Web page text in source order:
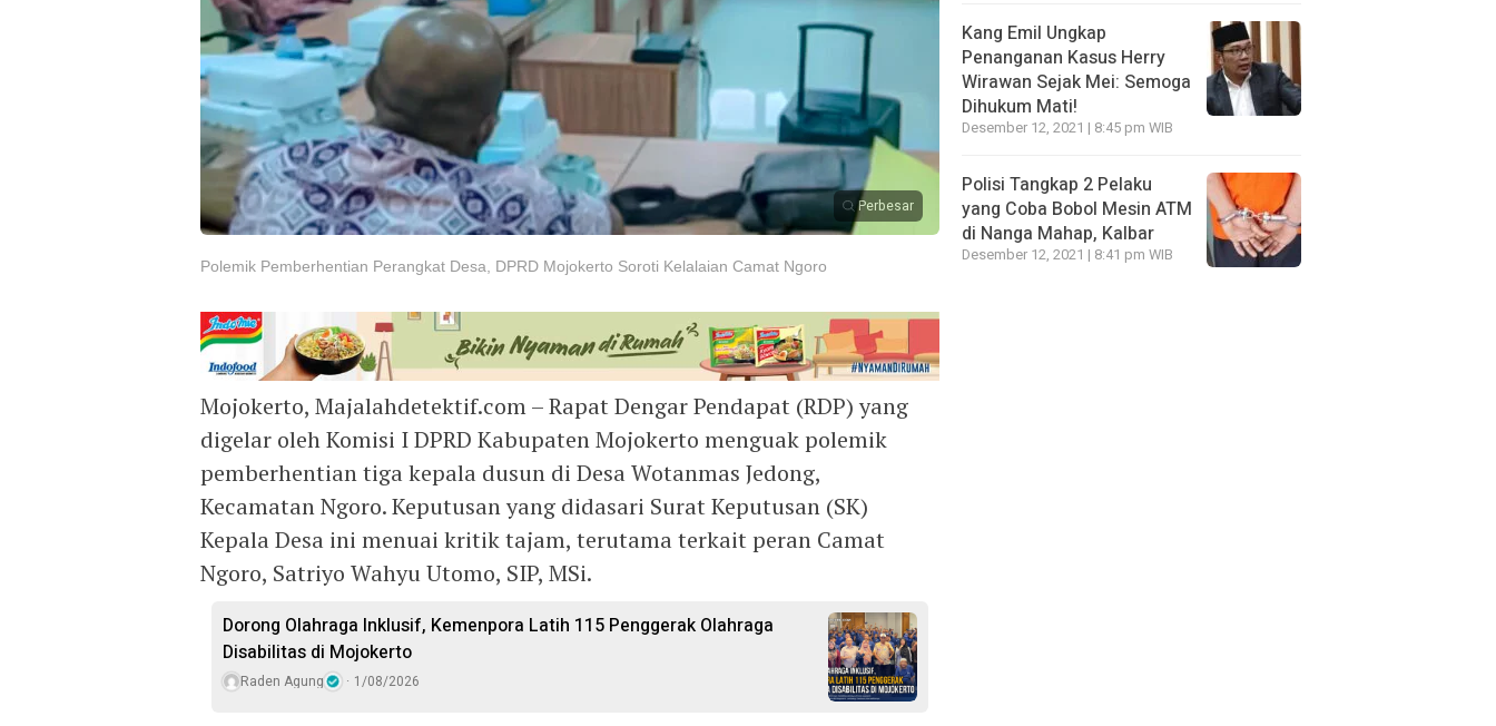
Perbesar
Polemik Pemberhentian Perangkat Desa, DPRD Mojokerto Soroti Kelalaian Camat Ngoro
Mojokerto, Majalahdetektif.com – Rapat Dengar Pendapat (RDP) yang
digelar oleh Komisi I DPRD Kabupaten Mojokerto menguak polemik
pemberhentian tiga kepala dusun di Desa Wotanmas Jedong,
Kecamatan Ngoro. Keputusan yang didasari Surat Keputusan (SK)
Kepala Desa ini menuai kritik tajam, terutama terkait peran Camat
Ngoro, Satriyo Wahyu Utomo, SIP, MSi.
Dorong Olahraga Inklusif, Kemenpora Latih 115 Penggerak Olahraga
Disabilitas di Mojokerto
Raden Agung 1/08/2026
Kang Emil Ungkap
Penanganan Kasus Herry
Wirawan Sejak Mei: Semoga
Dihukum Mati!
Desember 12, 2021 | 8:45 pm WIB
Polisi Tangkap 2 Pelaku
yang Coba Bobol Mesin ATM
di Nanga Mahap, Kalbar
Desember 12, 2021 | 8:41 pm WIB